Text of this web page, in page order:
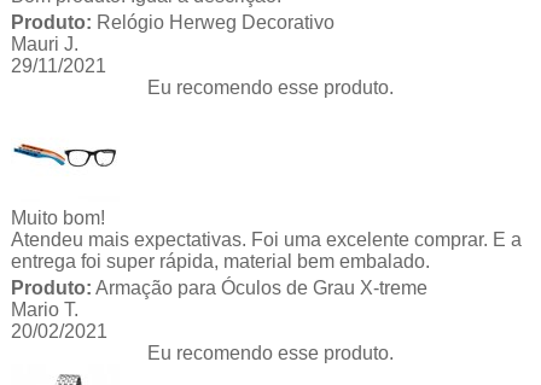
Produto: Relógio Herweg Decorativo
Mauri J.
29/11/2021
Eu recomendo esse produto.
Muito bom!
Atendeu mais expectativas. Foi uma excelente comprar. E a
entrega foi super rápida, material bem embalado.
Produto: Armação para Óculos de Grau X-treme
Mario T.
20/02/2021
Eu recomendo esse produto.